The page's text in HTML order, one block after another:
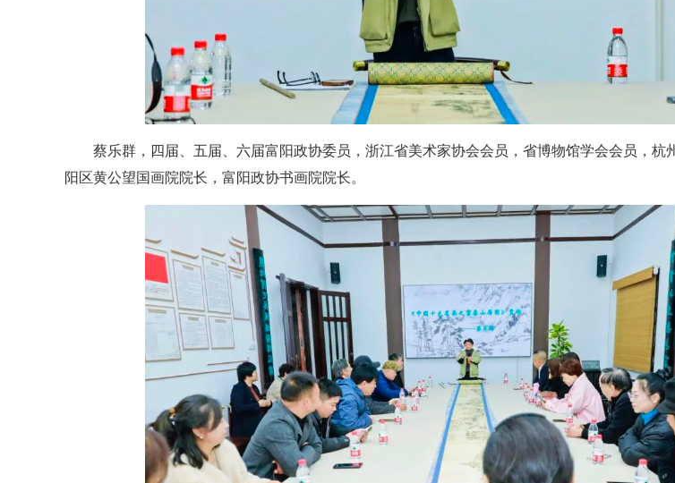
蔡乐群，四届、五届、六届富阳政协委员，浙江省美术家协会会员，省博物馆学会会员，杭
阳区黄公望国画院院长，富阳政协书画院院长。